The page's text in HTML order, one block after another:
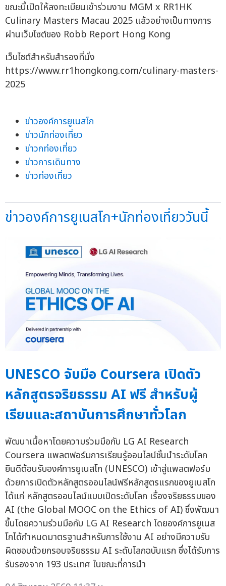
ขณะนี้เปิดให้ลงทะเบียนเข้าร่วมงาน MGM x RR1HK
Culinary Masters Macau 2025 แล้วอย่างเป็นทางการ
ผ่านเว็บไซต์ของ Robb Report Hong Kong
เว็บไซต์สำหรับสำรองที่นั่ง
https://www.rr1hongkong.com/culinary-masters-
2025
ข่าวองค์การยูเนสโก
ข่าวนักท่องเที่ยว
ข่าวกท่องเที่ยว
ข่าวการเดินทาง
ข่าวท่องเที่ยว
ข่าวองค์การยูเนสโก+นักท่องเที่ยววันนี้
UNESCO จับมือ Coursera เปิดตัว
หลักสูตรจริยธรรม AI ฟรี สำหรับผู้
เรียนและสถาบันการศึกษาทั่วโลก
พัฒนาเนื้อหาโดยความร่วมมือกับ LG AI Research
Coursera แพลตฟอร์มการเรียนรู้ออนไลน์ชั้นนำระดับโลก
ยินดีต้อนรับองค์การยูเนสโก (UNESCO) เข้าสู่แพลตฟอร์ม
ด้วยการเปิดตัวหลักสูตรออนไลน์ฟรีหลักสูตรแรกของยูเนสโก
ได้แก่ หลักสูตรออนไลน์แบบเปิดระดับโลก เรื่องจริยธรรมของ
AI (the Global MOOC on the Ethics of AI) ซึ่งพัฒนา
ขึ้นโดยความร่วมมือกับ LG AI Research โดยองค์การยูเนส
โกได้กำหนดมาตรฐานสำหรับการใช้งาน AI อย่างมีความรับ
ผิดชอบด้วยกรอบจริยธรรม AI ระดับโลกฉบับแรก ซึ่งได้รับการ
รับรองจาก 193 ประเทศ ในขณะที่การนำ